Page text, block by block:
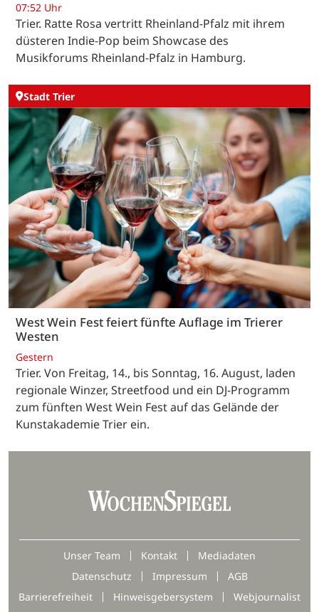
07:52 Uhr
Trier. Ratte Rosa vertritt Rheinland-Pfalz mit ihrem
düsteren Indie-Pop beim Showcase des
Musikforums Rheinland-Pfalz in Hamburg.
Stadt Trier
West Wein Fest feiert fünfte Auflage im Trierer
Westen
Gestern
Trier. Von Freitag, 14., bis Sonntag, 16. August, laden
regionale Winzer, Streetfood und ein DJ-Programm
zum fünften West Wein Fest auf das Gelände der
Kunstakademie Trier ein.
Unser Team Kontakt
Mediadaten
Datenschutz
Impressum
AGB
Barrierefreiheit
Hinweisgebersystem Webjournalist